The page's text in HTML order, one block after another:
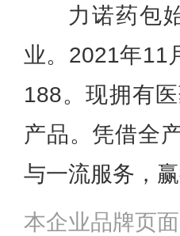
力诺药包
业。2021年11
188。现拥有
产品。凭借全
与一流服务，
本企业品牌页